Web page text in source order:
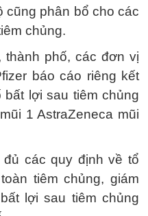
cũng phân bổ cho các
chủng.
thành phố, các đơn vị
báo cáo riêng kết
lợi sau tiêm chủng
1 AstraZeneca mũi
các quy định về tổ
tiêm chủng, giám
lợi sau tiêm chủng